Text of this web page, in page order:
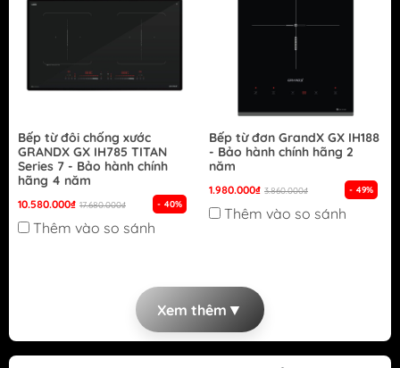
Bếp từ đôi chống xước
GRANDX GX IH785 TITAN
Series 7 - Bảo hành chính
hãng 4 năm
10.580.000₫ 17.680.000₫ - 40%
Thêm vào so sánh
Bếp từ đơn GrandX GX IH188
- Bảo hành chính hãng 2
năm
1.980.000₫ 3.860.000₫ - 49%
Thêm vào so sánh
Xem thêm ▼